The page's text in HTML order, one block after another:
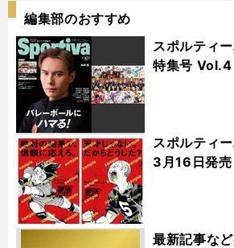
編集部のおすすめ
スポルティ
特集号
スポルティ
3月16日発売
最新記事な